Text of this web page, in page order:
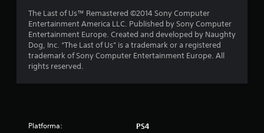
The Last of Us™ Remastered ©2014 Sony Computer
Entertainment America LLC. Published by Sony Computer
Entertainment Europe. Created and developed by Naughty
Dog, Inc. “The Last of Us” is a trademark or a registered
trademark of Sony Computer Entertainment Europe. All
rights reserved.
Platforma: PS4